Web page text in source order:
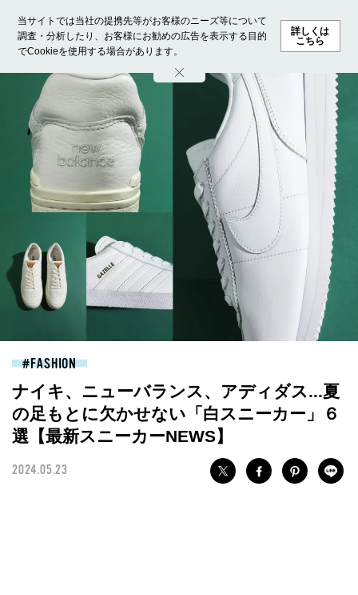
当サイトでは当社の提携先等がお客様のニーズ等について
調査・分析したり、お客様にお勧めの広告を表示する目的
でCookieを使用する場合があります。
詳しくは
こちら
ホーム モデル募集 ランキング ファッション ビューテ
FASHION
ナイキ、ニューバランス、アディダス...夏
の足もとに欠かせない「白スニーカー」６
選【最新スニーカーNEWS】
2024.05.23